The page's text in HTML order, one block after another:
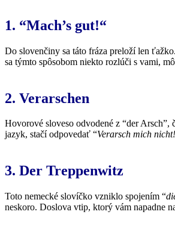
1. “Mach’s gut!“
Do slovenčiny sa táto fráza preloží len
sa týmto spôsobom niekto rozlúči s vami,
2. Verarschen
Hovorové sloveso odvodené z “der
jazyk, stačí odpovedať “Verarsch mich nicht!
3. Der Treppenwitz
Toto nemecké slovíčko vzniklo spojením “
neskoro. Doslova vtip, ktorý vám napadne